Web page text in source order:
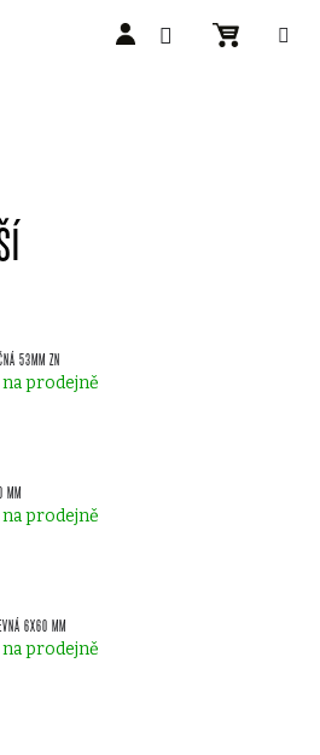
53MM ZN
prodejně
MM
prodejně
6X60 MM
prodejně